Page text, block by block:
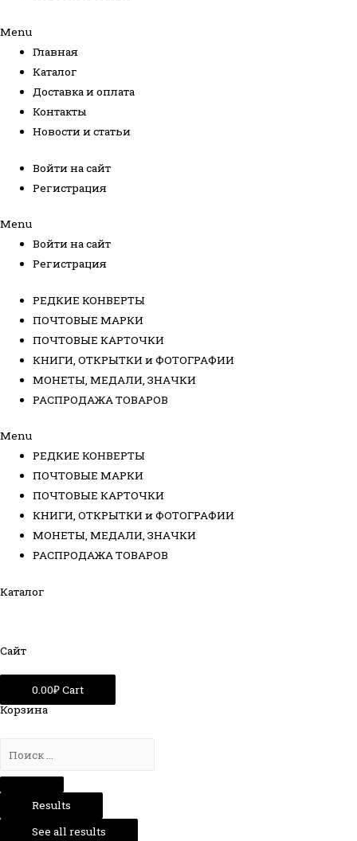
Menu
Главная
Каталог
Доставка и оплата
Контакты
Новости и статьи
Войти на сайт
Регистрация
Menu
Войти на сайт
Регистрация
РЕДКИЕ КОНВЕРТЫ
ПОЧТОВЫЕ МАРКИ
ПОЧТОВЫЕ КАРТОЧКИ
КНИГИ, ОТКРЫТКИ и ФОТОГРАФИИ
МОНЕТЫ, МЕДАЛИ, ЗНАЧКИ
РАСПРОДАЖА ТОВАРОВ
Menu
РЕДКИЕ КОНВЕРТЫ
ПОЧТОВЫЕ МАРКИ
ПОЧТОВЫЕ КАРТОЧКИ
КНИГИ, ОТКРЫТКИ и ФОТОГРАФИИ
МОНЕТЫ, МЕДАЛИ, ЗНАЧКИ
РАСПРОДАЖА ТОВАРОВ
Каталог
Сайт
0.00₽Cart
Корзина
Results
See all results